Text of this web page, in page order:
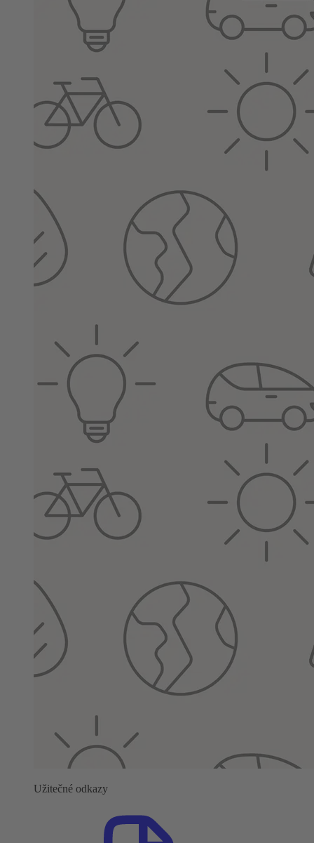
Užitečné odkazy